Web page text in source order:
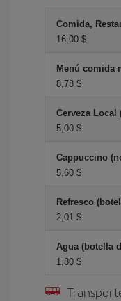
Comida,
16,00 $
Menú comida
8,78 $
Cerveza Local
5,00 $
Cappuccino
5,60 $
Refresco
2,01 $
Agua (botella
1,80 $